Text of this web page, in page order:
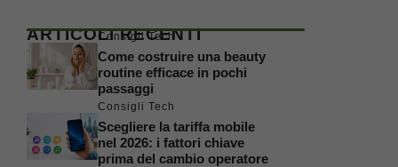
ARTICOLI RECENTI
Consigli Tech
Come costruire una beauty
routine efficace in pochi
passaggi
Consigli Tech
Scegliere la tariffa mobile
nel 2026: i fattori chiave
prima del cambio operatore